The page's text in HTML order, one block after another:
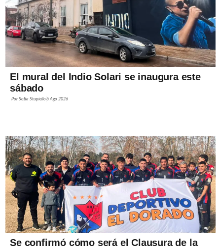
El mural del Indio Solari se inaugura este
sábado
PorSofía Stupiello6 Ago 2026
Se confirmó cómo será el Clausura de la